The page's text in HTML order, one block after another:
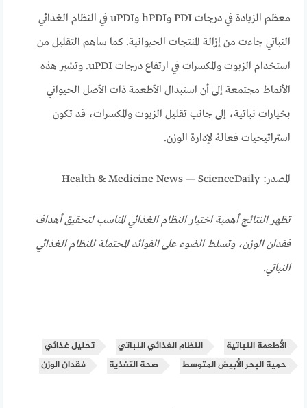
معظم الزيادة في درجات PDI وhPDI وuPDI في النظام الغذائي
النباتي جاءت من إزالة المنتجات الحيوانية. كما ساهم التقليل من
استخدام الزيوت والمكسرات في ارتفاع درجات uPDI. وتشير هذه
الأنماط مجتمعة إلى أن استبدال الأطعمة ذات الأصل الحيواني
بخيارات نباتية، إلى جانب تقليل الزيوت والمكسرات، قد تكون
استراتيجيات فعالة لإدارة الوزن.
المصدر: Health & Medicine News — ScienceDaily
تظهر النتائج أهمية اختيار النظام الغذائي المناسب لتحقيق أهداف
فقدان الوزن، وتسلط الضوء على الفوائد المحتملة للنظام الغذائي
النباتي.
الأطعمة النباتية النظام الغذائي النباتي
تحليل غذائي
حمية البحر الأبيض المتوسط
صحة التغذية فقدان الوزن